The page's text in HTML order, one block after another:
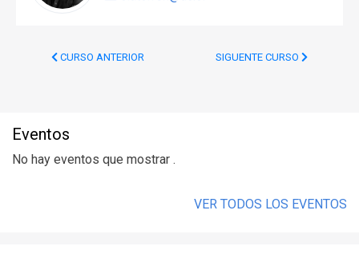
CURSO ANTERIOR SIGUENTE CURSO
Eventos
No hay eventos que mostrar .
VER TODOS LOS EVENTOS